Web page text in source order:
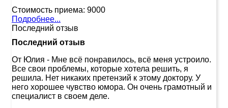
Стоимость приема: 9000
Подробнее...
Последний отзыв
Последний отзыв
От Юлия - Мне всё понравилось, всё меня устроило.
Все свои проблемы, которые хотела решить, я
решила. Нет никаких претензий к этому доктору. У
него хорошее чувство юмора. Он очень грамотный и
специалист в своем деле.